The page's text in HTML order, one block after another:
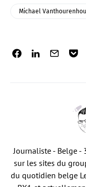
Michael
Journaliste - Belge -
sur les sites du
du quotidien belge